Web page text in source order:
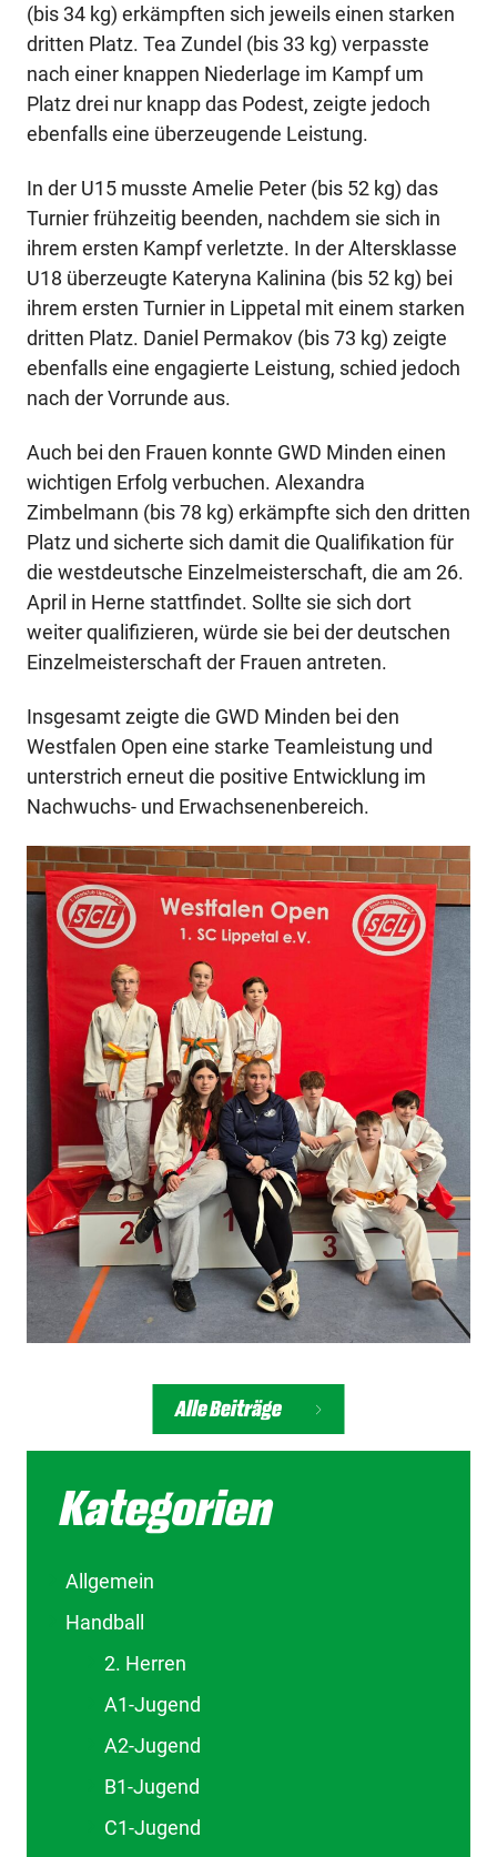
(bis 34 kg) erkämpften sich jeweils einen starken
dritten Platz. Tea Zundel (bis 33 kg) verpasste
nach einer knappen Niederlage im Kampf um
Platz drei nur knapp das Podest, zeigte jedoch
ebenfalls eine überzeugende Leistung.
In der U15 musste Amelie Peter (bis 52 kg) das
Turnier frühzeitig beenden, nachdem sie sich in
ihrem ersten Kampf verletzte. In der Altersklasse
U18 überzeugte Kateryna Kalinina (bis 52 kg) bei
ihrem ersten Turnier in Lippetal mit einem starken
dritten Platz. Daniel Permakov (bis 73 kg) zeigte
ebenfalls eine engagierte Leistung, schied jedoch
nach der Vorrunde aus.
Auch bei den Frauen konnte GWD Minden einen
wichtigen Erfolg verbuchen. Alexandra
Zimbelmann (bis 78 kg) erkämpfte sich den dritten
Platz und sicherte sich damit die Qualifikation für
die westdeutsche Einzelmeisterschaft, die am 26.
April in Herne stattfindet. Sollte sie sich dort
weiter qualifizieren, würde sie bei der deutschen
Einzelmeisterschaft der Frauen antreten.
Insgesamt zeigte die GWD Minden bei den
Westfalen Open eine starke Teamleistung und
unterstrich erneut die positive Entwicklung im
Nachwuchs- und Erwachsenenbereich.
Alle Beiträge
Kategorien
Allgemein
Handball
2. Herren
A1-Jugend
A2-Jugend
B1-Jugend
C1-Jugend